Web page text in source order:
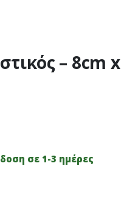
– 8cm x
σε 1-3 ημέρες